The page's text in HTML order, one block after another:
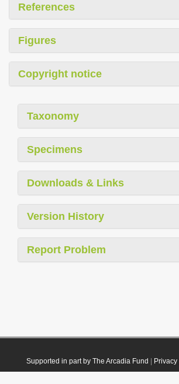
References
Figures
Copyright notice
Taxonomy
Specimens
Downloads & Links
Version History
Report Problem
Supported in part by The Arcadia Fund Privacy|